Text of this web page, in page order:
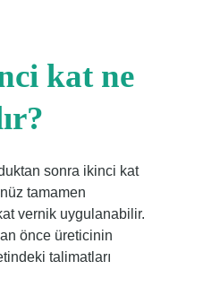
kat ne
sonra ikinci kat
tamamen
vernik uygulanabilir.
önce üreticinin
talimatları